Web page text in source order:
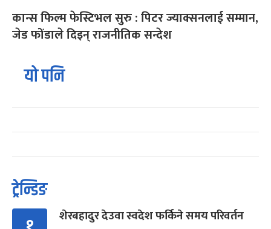
कान्स फिल्म फेस्टिभल सुरु : पिटर ज्याक्सनलाई सम्मान,
जेड फोंडाले दिइन् राजनीतिक सन्देश
यो पनि
ट्रेन्डिङ
शेरबहादुर देउवा स्वदेश फर्किने समय परिवर्तन